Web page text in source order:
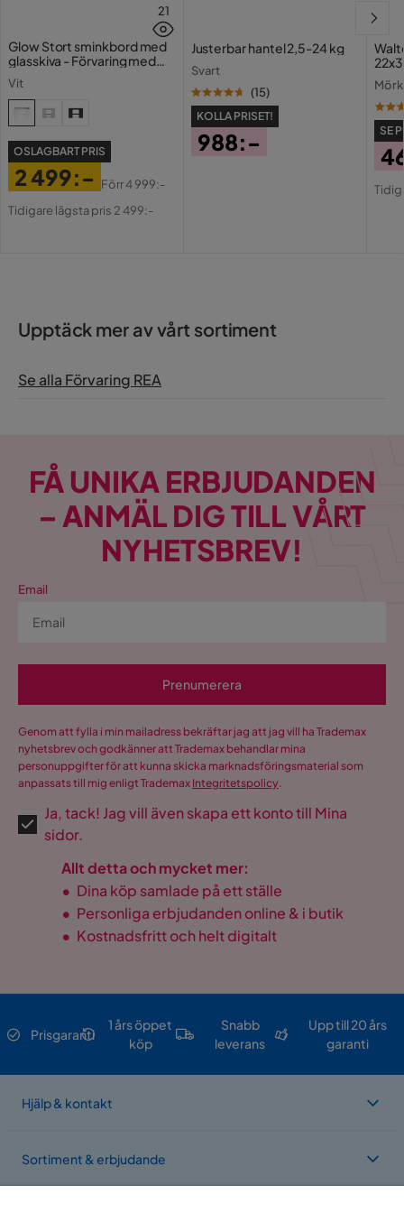
21
Glow Stort sminkbord med
glasskiva - Förvaring med
Vit
OSLAGBART PRIS
Pris
2 499:-
Original
Förr4 999:-
Tidigare lägsta pris 2 499:-
Justerbar hantel 2,5-24 kg
Svart
(15)
KOLLA PRISET!
988:- SE
Upptäck mer av vårt sortiment
Se alla Förvaring REA
FÅ UNIKA ERBJUDANDEN
– ANMÄL DIG TILL VÅRT
NYHETSBREV!
Email
Prenumerera
Genom att fylla i min mailadress bekräftar jag att jag vill ha Trademax
nyhetsbrev och godkänner att Trademax behandlar mina
personuppgifter för att kunna skicka marknadsföringsmaterial som
anpassats till mig enligt Trademax Integritetspolicy.
Ja, tack! Jag vill även skapa ett konto till Mina
sidor.
Allt detta och mycket mer:
• Dina köp samlade på ett ställe
• Personliga erbjudanden online & i butik
• Kostnadsfritt och helt digitalt
Prisgaranti
1 års öppet
köp
Snabb
leverans
Upp till 20 års
garanti
Hjälp & kontakt
Sortiment & erbjudande